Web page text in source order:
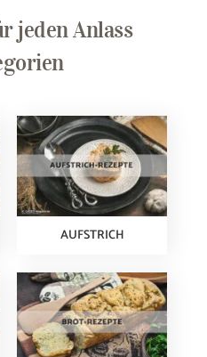
jeden Anlass
AUFSTRICH